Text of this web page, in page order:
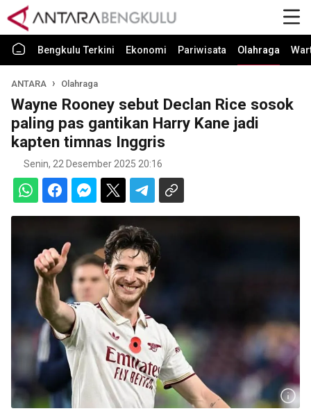
Bengkulu Terkini Ekonomi Pariwisata Olahraga
ANTARA Olahraga
Wayne Rooney sebut Declan Rice sosok
paling pas gantikan Harry Kane jadi
kapten timnas Inggris
Senin, 22 Desember 2025 20:16